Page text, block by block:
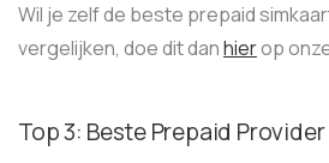
Wil je zelf de beste prepaid
vergelijken, doe dit danhierop
Top 3: Beste Prepaid